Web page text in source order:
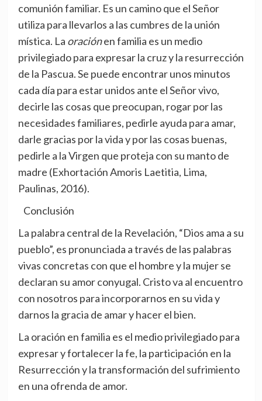
comunión familiar. Es un camino que el Señor
utiliza para llevarlos a las cumbres de la unión
mística. La oraciónen familia es un medio
privilegiado para expresar la cruz y la resurrección
de la Pascua. Se puede encontrar unos minutos
cada día para estar unidos ante el Señor vivo,
decirle las cosas que preocupan, rogar por las
necesidades familiares, pedirle ayuda para amar,
darle gracias por la vida y por las cosas buenas,
pedirle a la Virgen que proteja con su manto de
madre (Exhortación Amoris Laetitia, Lima,
Paulinas, 2016).
Conclusión
La palabra central de la Revelación, “Dios ama a su
pueblo”, es pronunciada a través de las palabras
vivas concretas con que el hombre y la mujer se
declaran su amor conyugal. Cristo va al encuentro
con nosotros para incorporarnos en su vida y
darnos la gracia de amar y hacer el bien.
La oración en familia es el medio privilegiado para
expresar y fortalecer la fe, la participación en la
Resurrección y la transformación del sufrimiento
en una ofrenda de amor.